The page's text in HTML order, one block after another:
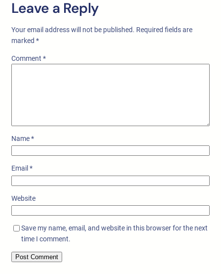
Leave a Reply
Your email address will not be published. Required fields are
marked *
Comment *
Name*
Email *
Website
Save my name, email, and website in this browser for the next
time I comment.